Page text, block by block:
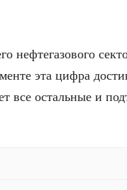
эта цифра
все остальные и